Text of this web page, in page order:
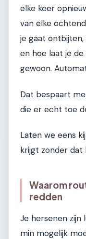
elke keer
van elke
je gaat
en hoe laat je
gewoon.
Dat bespaart
die er echt toe
Laten we eens
krijgt zonder dat
Waarom
redden
Je hersenen zijn
min mogelijk